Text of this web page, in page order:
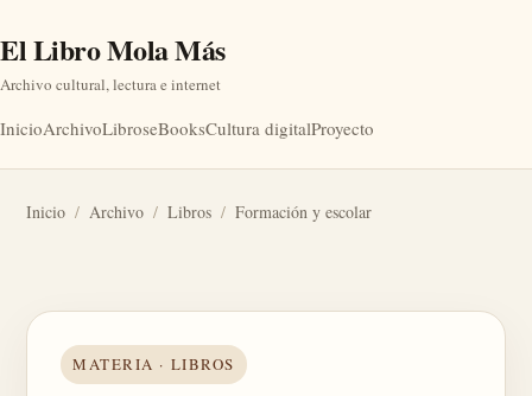
El Libro Mola Más
Archivo cultural, lectura e internet
InicioArchivoLibroseBooksCultura digitalProyecto
Inicio / Archivo / Libros / Formación y escolar
MATERIA · LIBROS